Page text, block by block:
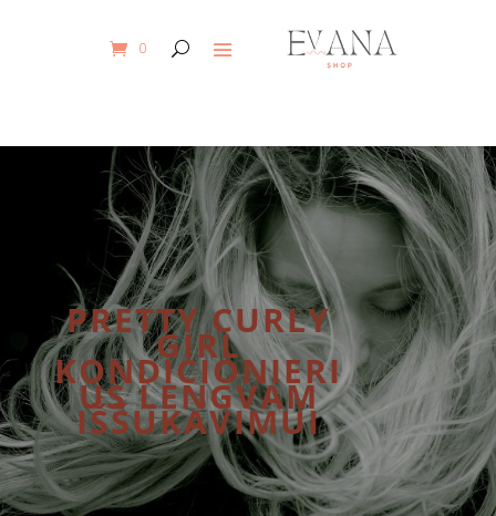
0
PRETTY CURLY
GIRL
KONDICIONIERI
US LENGVAM
IŠŠUKAVIMUI